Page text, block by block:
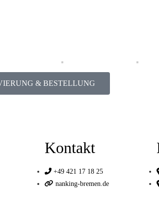
& BESTELLUNG
Kontakt
+49 421 17 18 25
nanking-bremen.de